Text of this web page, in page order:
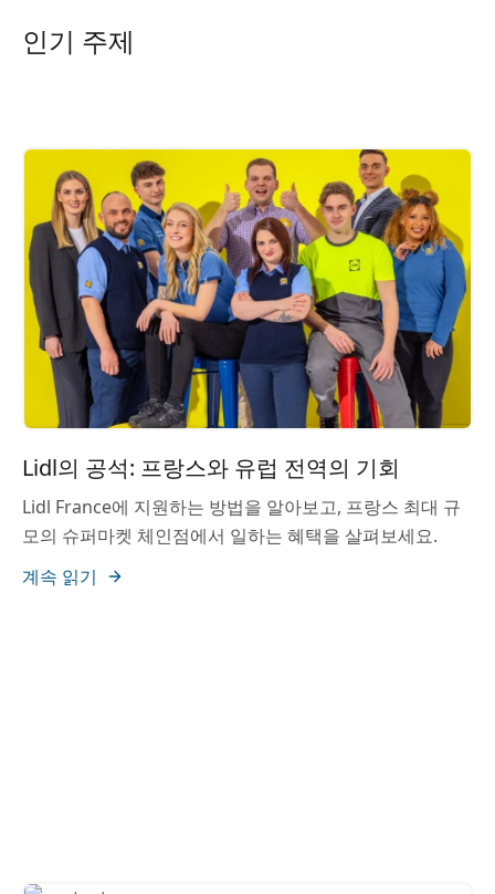
인기 주제
Lidl의 공석: 프랑스와 유럽 전역의 기회
Lidl France에 지원하는 방법을 알아보고, 프랑스 최대 규
모의 슈퍼마켓 체인점에서 일하는 혜택을 살펴보세요.
계속 읽기